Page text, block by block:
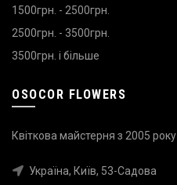
1500грн. - 2500грн.
2500грн. - 3500грн.
3500грн. і більше
OSOCOR FLOWERS
Квіткова майстерня з 2005 року
Україна, Київ, 53-Садова